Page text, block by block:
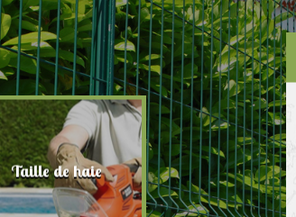
Taille de haie Abattage d'arbres